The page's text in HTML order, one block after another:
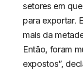
setores em
para exportar.
mais da
Então, foram
expostos”,